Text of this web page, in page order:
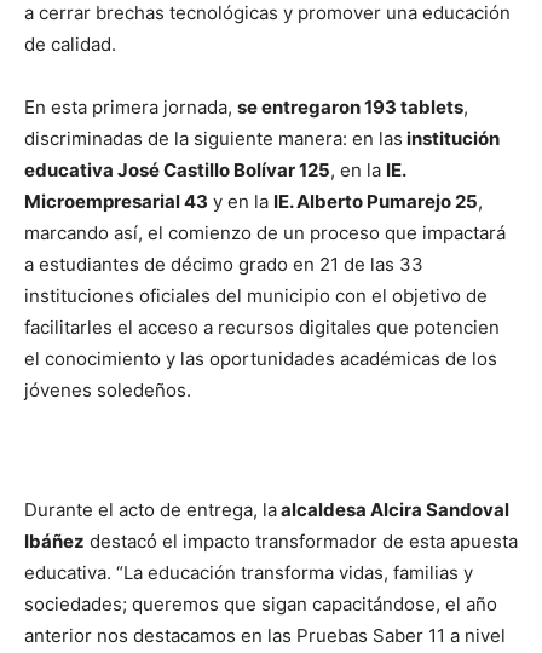
a cerrar brechas tecnológicas y promover una educación
de calidad.
En esta primera jornada, se entregaron 193 tablets,
discriminadas de la siguiente manera: en las institución
educativa José Castillo Bolívar 125, en la IE.
Microempresarial 43 y en la IE. Alberto Pumarejo 25,
marcando así, el comienzo de un proceso que impactará
a estudiantes de décimo grado en 21 de las 33
instituciones oficiales del municipio con el objetivo de
facilitarles el acceso a recursos digitales que potencien
el conocimiento y las oportunidades académicas de los
jóvenes soledeños.
Durante el acto de entrega, laalcaldesa Alcira Sandoval
Ibáñez destacó el impacto transformador de esta apuesta
educativa. “La educación transforma vidas, familias y
sociedades; queremos que sigan capacitándose, el año
anterior nos destacamos en las Pruebas Saber 11 a nivel